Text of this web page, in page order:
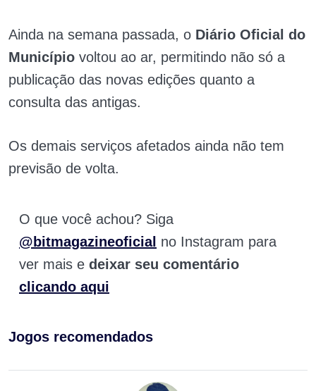
Ainda na semana passada, o Diário Oficial do
Município voltou ao ar, permitindo não só a
publicação das novas edições quanto a
consulta das antigas.
Os demais serviços afetados ainda não tem
previsão de volta.
O que você achou? Siga
@bitmagazineoficial no Instagram para
ver mais e deixar seu comentário
clicando aqui
Jogos recomendados